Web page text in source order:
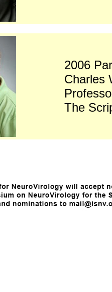
2006
Charles
The